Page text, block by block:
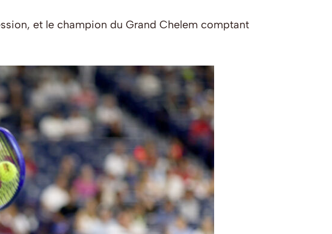
et le champion du Grand Chelem comptant